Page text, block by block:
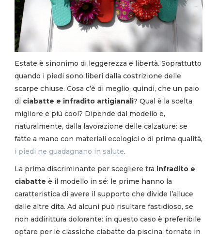
Estate è sinonimo di leggerezza e libertà. Soprattutto
quando i piedi sono liberi dalla costrizione delle
scarpe chiuse. Cosa c’è di meglio, quindi, che un paio
di ciabatte e infradito artigianali? Qual è la scelta
migliore e più cool? Dipende dal modello e,
naturalmente, dalla lavorazione delle calzature: se
fatte a mano con materiali ecologici o di prima qualità,
i piedi ne guadagnano in salute.
La prima discriminante per scegliere tra infradito e
ciabatte è il modello in sé: le prime hanno la
caratteristica di avere il supporto che divide l’alluce
dalle altre dita. Ad alcuni può risultare fastidioso, se
non addirittura dolorante: in questo caso è preferibile
optare per le classiche ciabatte da piscina, tornate in